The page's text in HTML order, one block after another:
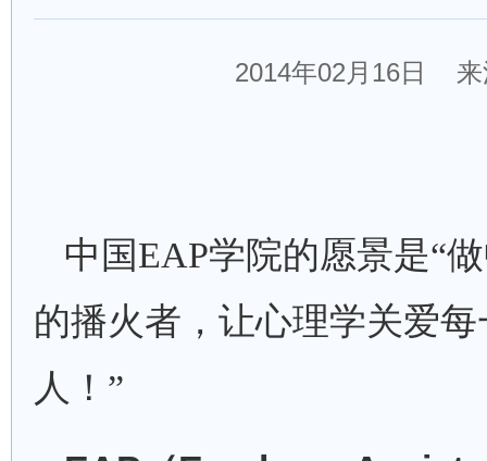
2014年02月16日 来
中国EAP学院的愿景是“
的播火者，让心理学关爱
人！”